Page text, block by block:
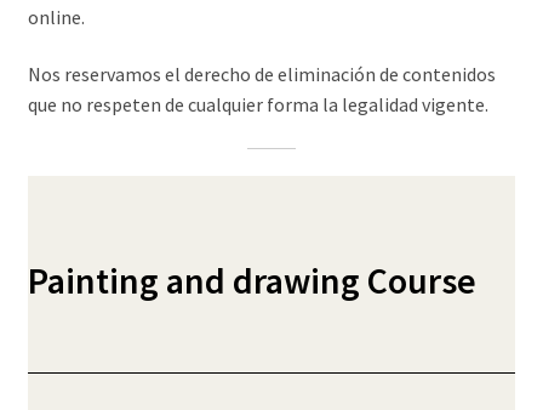
online.
Nos reservamos el derecho de eliminación de contenidos
que no respeten de cualquier forma la legalidad vigente.
Painting and drawing Course